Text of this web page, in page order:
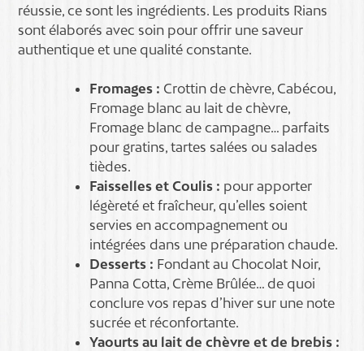
réussie, ce sont les ingrédients. Les produits Rians
sont élaborés avec soin pour offrir une saveur
authentique et une qualité constante.
Fromages : Crottin de chèvre, Cabécou,
Fromage blanc au lait de chèvre,
Fromage blanc de campagne… parfaits
pour gratins, tartes salées ou salades
tièdes.
Faisselles et Coulis : pour apporter
légèreté et fraîcheur, qu’elles soient
servies en accompagnement ou
intégrées dans une préparation chaude.
Desserts : Fondant au Chocolat Noir,
Panna Cotta, Crème Brûlée… de quoi
conclure vos repas d’hiver sur une note
sucrée et réconfortante.
Yaourts au lait de chèvre et de brebis :